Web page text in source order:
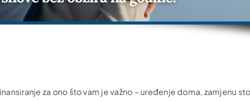
za ono što vam je važno – uređenje doma, zamjenu